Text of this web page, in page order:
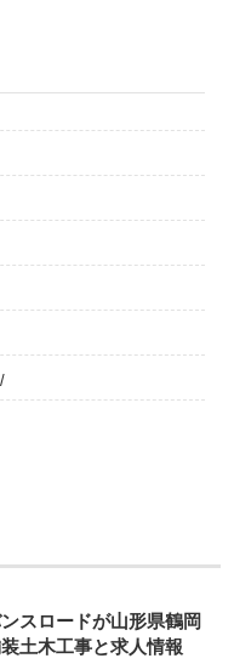
スロードが山形県鶴岡
土木工事と求人情報